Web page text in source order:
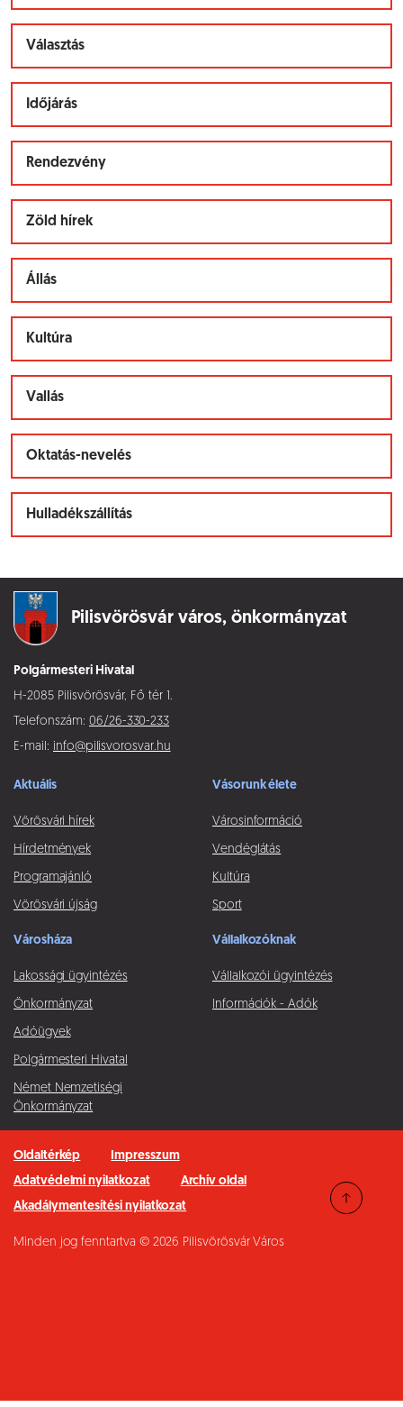
Választás
Időjárás
Rendezvény
Zöld hírek
Állás
Kultúra
Vallás
Oktatás-nevelés
Hulladékszállítás
Pilisvörösvár város, önkormányzat
Polgármesteri Hivatal
H-2085 Pilisvörösvár, Fő tér 1.
Telefonszám: 06/26-330-233
E-mail: info@pilisvorosvar.hu
Aktuális
Vörösvári hírek
Hírdetmények
Programajánló
Vörösvári újság
Vásorunk élete
Városinformáció
Vendéglátás
Kultúra
Sport
Városháza
Lakossági ügyintézés
Önkormányzat
Adóügyek
Polgármesteri Hivatal
Német Nemzetiségi
Önkormányzat
Vállalkozóknak
Vállalkozói ügyintézés
Információk - Adók
Oldaltérkép
Impresszum
Adatvédelmi nyilatkozat
Archív oldal
Akadálymentesítési nyilatkozat
Minden jog fenntartva © 2026 Pilisvörösvár Város